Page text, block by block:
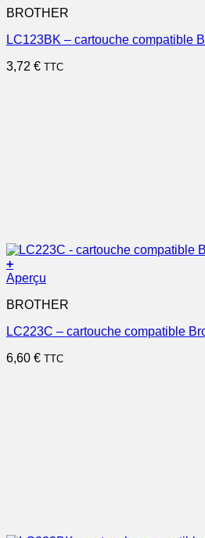
BROTHER
LC123BK – cartouche compatible
3,72 € TTC
+
Aperçu
BROTHER
LC223C – cartouche compatible
6,60 € TTC